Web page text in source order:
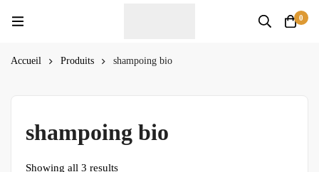
0
Accueil Produits shampoing bio
shampoing bio
Showing all 3 results